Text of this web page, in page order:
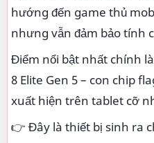
hướng đến game thủ
nhưng vẫn đảm bảo tính
Điểm nổi bật nhất chính
8 Elite Gen 5 – con chip
xuất hiện trên tablet cỡ
👉 Đây là thiết bị sinh ra